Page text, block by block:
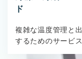
ド
複雑な温度管理と
するためのサービス